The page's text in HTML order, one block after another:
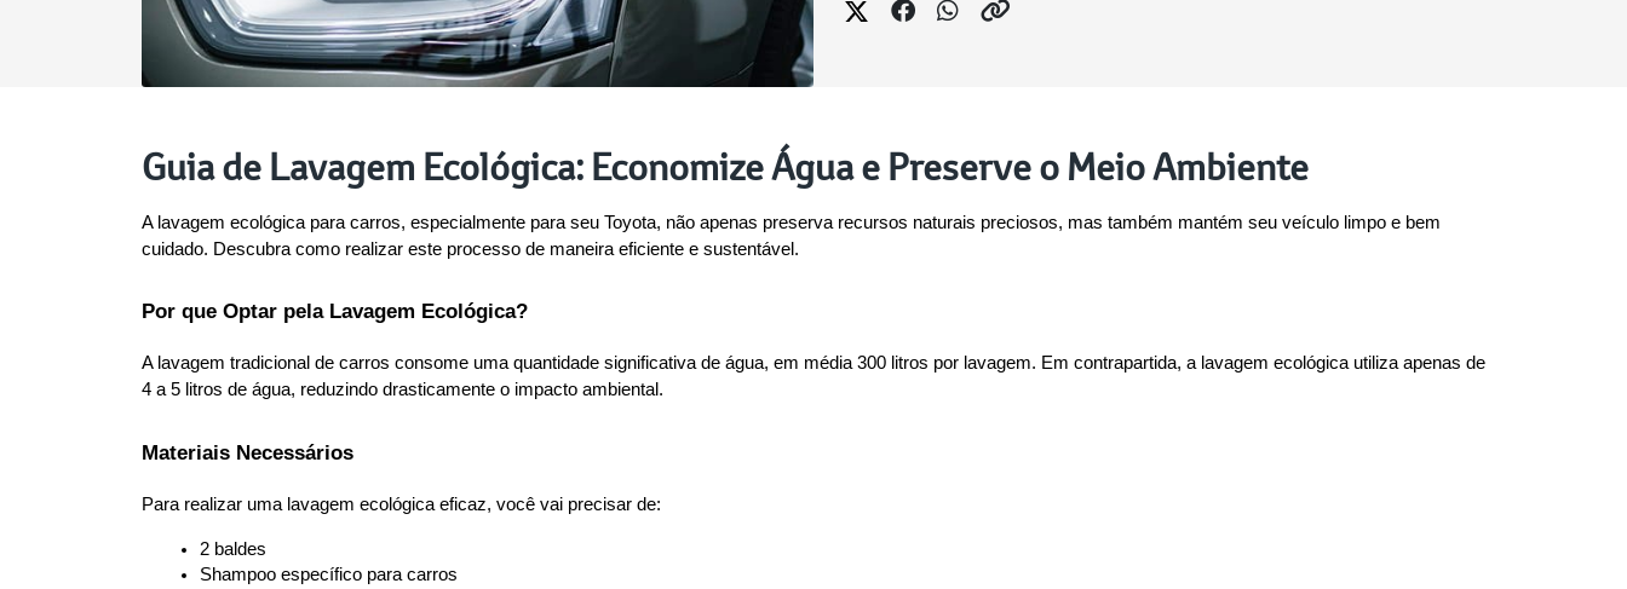
Guia de Lavagem Ecológica: Economize Água e Preserve o Meio Ambiente
A lavagem ecológica para carros, especialmente para seu Toyota, não apenas preserva recursos naturais preciosos, mas também mantém seu veículo limpo e bem
cuidado. Descubra como realizar este processo de maneira eficiente e sustentável.
Por que Optar pela Lavagem Ecológica?
A lavagem tradicional de carros consome uma quantidade significativa de água, em média 300 litros por lavagem. Em contrapartida, a lavagem ecológica utiliza apenas de
4 a 5 litros de água, reduzindo drasticamente o impacto ambiental.
Materiais Necessários
Para realizar uma lavagem ecológica eficaz, você vai precisar de:
2 baldes
Shampoo específico para carros